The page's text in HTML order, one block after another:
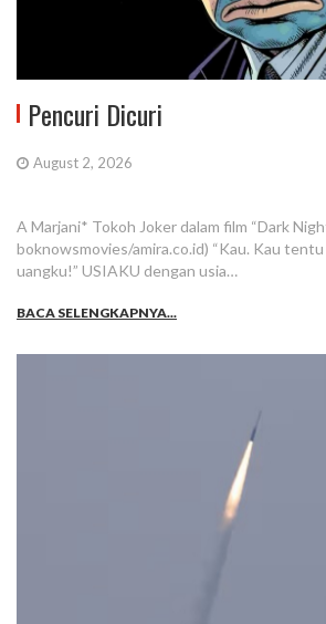
Pencuri Dicuri
August 2, 2026
A Marjani* Tokoh Joker dalam film “Dark
boknowsmovies/amira.co.id) “Kau. Kau
uangku!” USIAKU dengan usia…
BACA SELENGKAPNYA...